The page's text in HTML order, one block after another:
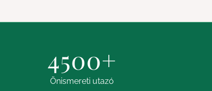
Önismereti utazó
4500+